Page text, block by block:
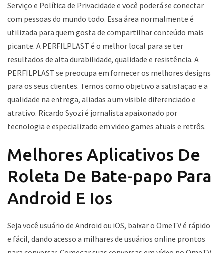
Serviço e Política de Privacidade e você poderá se conectar
com pessoas do mundo todo. Essa área normalmente é
utilizada para quem gosta de compartilhar conteúdo mais
picante. A PERFILPLAST é o melhor local para se ter
resultados de alta durabilidade, qualidade e resistência. A
PERFILPLAST se preocupa em fornecer os melhores designs
para os seus clientes. Temos como objetivo a satisfação e a
qualidade na entrega, aliadas a um visible diferenciado e
atrativo. Ricardo Syozi é jornalista apaixonado por
tecnologia e especializado em video games atuais e retrôs.
Melhores Aplicativos De
Roleta De Bate-papo Para
Android E Ios
Seja você usuário de Android ou iOS, baixar o OmeTV é rápido
e fácil, dando acesso a milhares de usuários online prontos